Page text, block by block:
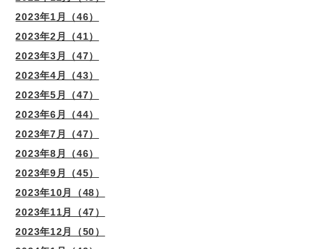
2023年1月（46）
2023年2月（41）
2023年3月（47）
2023年4月（43）
2023年5月（47）
2023年6月（44）
2023年7月（47）
2023年8月（46）
2023年9月（45）
2023年10月（48）
2023年11月（47）
2023年12月（50）